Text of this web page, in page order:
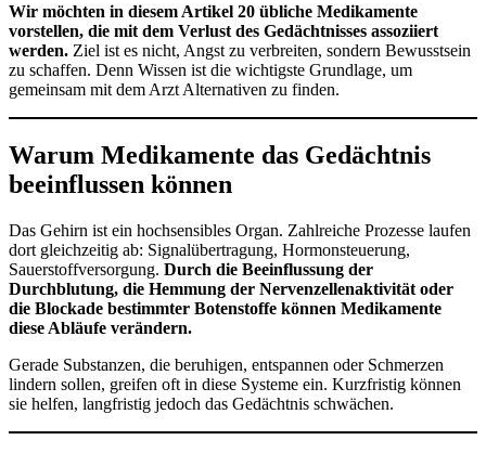
Wir möchten in diesem Artikel 20 übliche Medikamente
vorstellen, die mit dem Verlust des Gedächtnisses assoziiert
werden. Ziel ist es nicht, Angst zu verbreiten, sondern Bewusstsein
zu schaffen. Denn Wissen ist die wichtigste Grundlage, um
gemeinsam mit dem Arzt Alternativen zu finden.
Warum Medikamente das Gedächtnis
beeinflussen können
Das Gehirn ist ein hochsensibles Organ. Zahlreiche Prozesse laufen
dort gleichzeitig ab: Signalübertragung, Hormonsteuerung,
Sauerstoffversorgung. Durch die Beeinflussung der
Durchblutung, die Hemmung der Nervenzellenaktivität oder
die Blockade bestimmter Botenstoffe können Medikamente
diese Abläufe verändern.
Gerade Substanzen, die beruhigen, entspannen oder Schmerzen
lindern sollen, greifen oft in diese Systeme ein. Kurzfristig können
sie helfen, langfristig jedoch das Gedächtnis schwächen.